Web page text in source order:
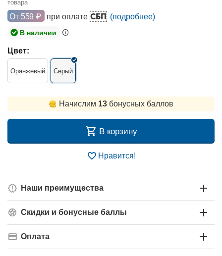
товара
От 559 ₽ при оплатеСБП (подробнее)
В наличии
Цвет:
Оранжевый Серый
Начислим 13бонусных баллов
В корзину
Нравится!
Наши преимущества
Скидки и бонусные баллы
Оплата